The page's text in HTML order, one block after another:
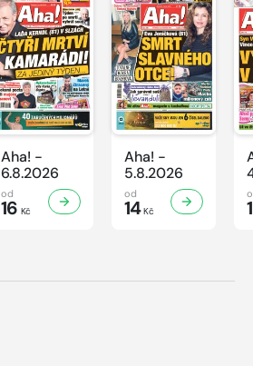
Aha! -
6.8.2026
od
16 Kč
Aha! -
5.8.2026
od
14Kč